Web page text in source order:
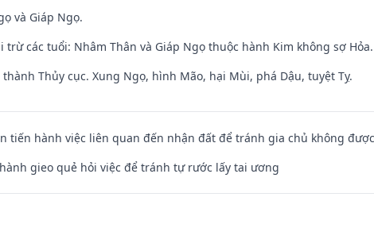
và Giáp Ngọ.
các tuổi: Nhâm Thân và Giáp Ngọ thuộc hành Kim không sợ Hỏa.
Thủy cục. Xung Ngọ, hình Mão, hại Mùi, phá Dậu, tuyệt Tỵ.
tiến hành việc liên quan đến nhận đất để tránh gia chủ không
gieo quẻ hỏi việc để tránh tự rước lấy tai ương